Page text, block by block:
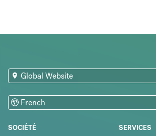
SOCIÉTÉ SERVICES